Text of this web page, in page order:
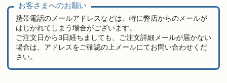
お客さまへのお願い
携帯電話のメールアドレスなどは、特に弊店からのメールが
はじかれてしまう場合がございます。
ご注文日から3日経ちましても、ご注文詳細メールが届かない
場合は、アドレスをご確認の上メールにてお問い合わせくだ
さい。